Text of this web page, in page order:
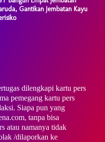
Gantikan Jembatan Kayu
dilengkapi kartu pers
pemegang kartu pers
Siapa pun yang
tanpa bisa
atau namanya tidak
/dilaporkan ke